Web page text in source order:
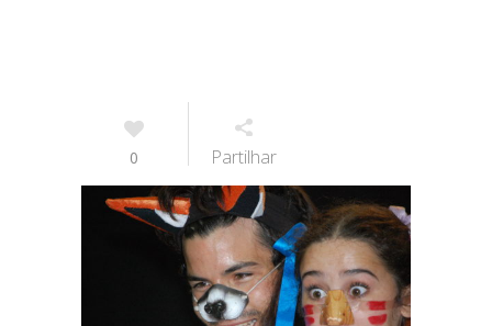
0 Partilhar